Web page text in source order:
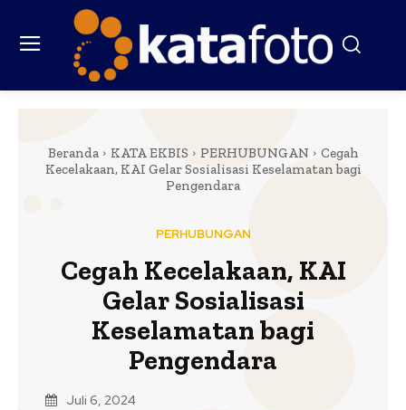
Beranda KATA EKBIS PERHUBUNGAN
Cegah
Kecelakaan, KAI Gelar Sosialisasi Keselamatan bagi
Pengendara
PERHUBUNGAN
Cegah Kecelakaan, KAI
Gelar Sosialisasi
Keselamatan bagi
Pengendara
Juli 6, 2024